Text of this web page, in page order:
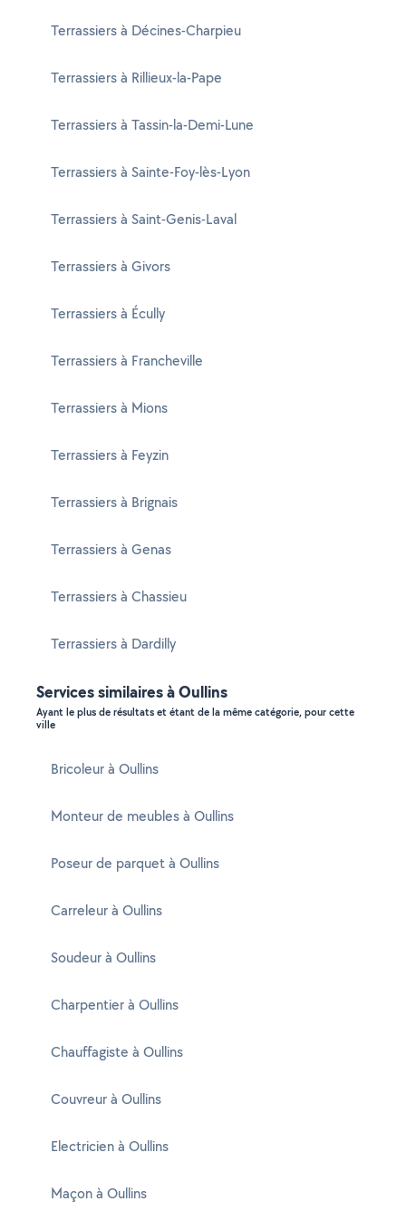
Terrassiers à Décines-Charpieu
Terrassiers à Rillieux-la-Pape
Terrassiers à Tassin-la-Demi-Lune
Terrassiers à Sainte-Foy-lès-Lyon
Terrassiers à Saint-Genis-Laval
Terrassiers à Givors
Terrassiers à Écully
Terrassiers à Francheville
Terrassiers à Mions
Terrassiers à Feyzin
Terrassiers à Brignais
Terrassiers à Genas
Terrassiers à Chassieu
Terrassiers à Dardilly
Services similaires à Oullins
Ayant le plus de résultats et étant de la même catégorie, pour cette
ville
Bricoleur à Oullins
Monteur de meubles à Oullins
Poseur de parquet à Oullins
Carreleur à Oullins
Soudeur à Oullins
Charpentier à Oullins
Chauffagiste à Oullins
Couvreur à Oullins
Electricien à Oullins
Maçon à Oullins